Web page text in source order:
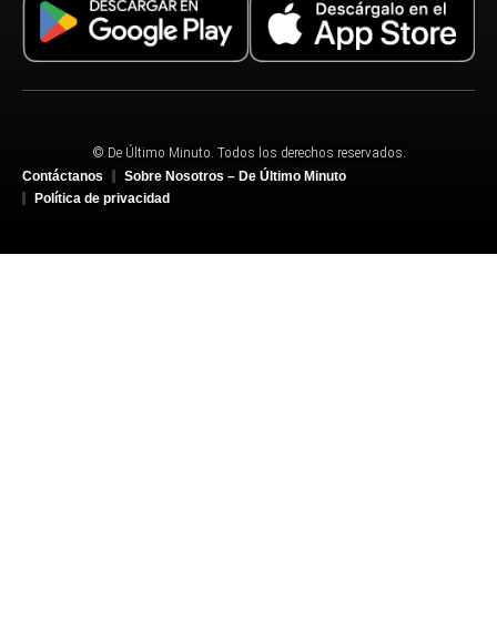
© De Último Minuto. Todos los derechos reservados.
Contáctanos
Sobre Nosotros – De Último Minuto
Política de privacidad